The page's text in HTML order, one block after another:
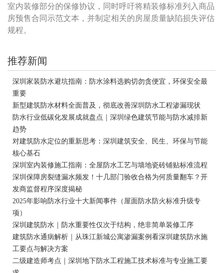
室内装修部分的保修协议，同时呼吁将精装修标准列入商品
房预售合同示范文本，并制定相关的房屋质量缺陷损失评估
规程。
推荐新闻
深圳家装防水避坑指南：防水涂料选购切勿贪便宜，环保安全最
重要
新型建筑防水材料全面普及，彻底改善深圳防水工程渗漏现状
防水行业低碳化发展成就盘点｜深圳绿色建筑节能与防水减排新
趋势
对建筑防水定位的重新思考：深圳建筑安全、民生、环保与节能
核心基石
深圳室内装修施工指南：全屋防水工艺与墙地瓷砖铺贴标准流程
深圳保障房裂缝漏水频发！十几部门验收合格为何质量翻车？开
发商监督程序深度揭秘
2025年影响防水行业十大新闻事件（屋面防水防火标准升级专
项）
深圳建筑防水｜防水重要性仅次于结构，绝非简单装修工序
建筑防水通病解析｜从珠江新城公寓渗漏案例看深圳建筑防水施
工要点与解决方案
二级建造师考点｜深圳地下防水工程施工技术标准与专业施工要